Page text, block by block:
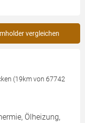
vergleichen
(19km von 67742
Ölheizung,